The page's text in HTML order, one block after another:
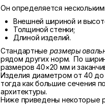
Он определяется
Внешней шириной и
Толщиной стенки;
Длиной изделий.
Стандартные размеры
рядом других норм. По
размеров 40×20 мм и
Изделия диаметром от 40 до
тогда как большие сечения
архитектуры.
Ниже приведены некоторые